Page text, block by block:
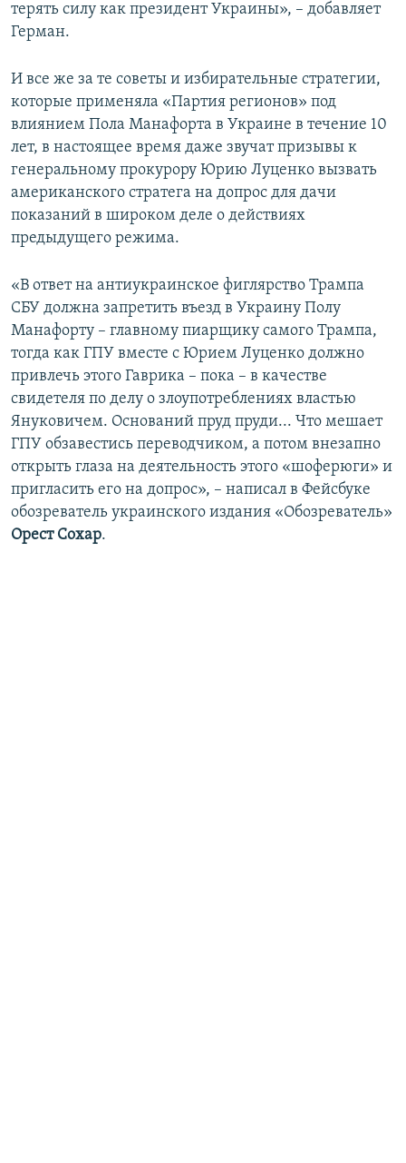
терять силу как президент Украины», – добавляет
Герман.
И все же за те советы и избирательные стратегии,
которые применяла «Партия регионов» под
влиянием Пола Манафорта в Украине в течение 10
лет, в настоящее время даже звучат призывы к
генеральному прокурору Юрию Луценко вызвать
американского стратега на допрос для дачи
показаний в широком деле о действиях
предыдущего режима.
«В ответ на антиукраинское фиглярство Трампа
СБУ должна запретить въезд в Украину Полу
Манафорту – главному пиарщику самого Трампа,
тогда как ГПУ вместе с Юрием Луценко должно
привлечь этого Гаврика – пока – в качестве
свидетеля по делу о злоупотреблениях властью
Януковичем. Оснований пруд пруди... Что мешает
ГПУ обзавестись переводчиком, а потом внезапно
открыть глаза на деятельность этого «шоферюги» и
пригласить его на допрос», – написал в Фейсбуке
обозреватель украинского издания «Обозреватель»
Орест Сохар.